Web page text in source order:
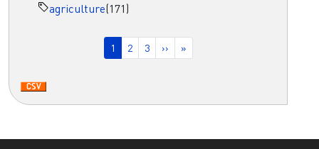
agriculture(171)
Page courante
1 Page
2 Page
3 Page suivante
›› Dernière page
»